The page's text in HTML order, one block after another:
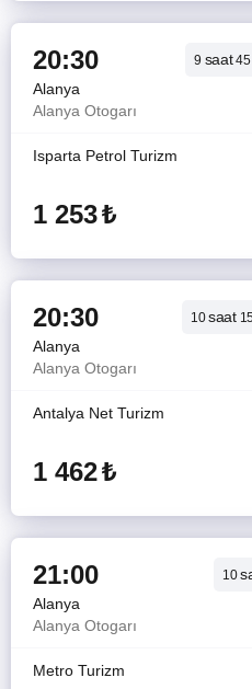
20:30 9 saat
Alanya
Alanya Otogarı
Isparta Petrol Turizm
1 253₺
20:30 10saat
Alanya
Alanya Otogarı
Antalya Net Turizm
1 462₺
21:00 10
Alanya
Alanya Otogarı
Metro Turizm